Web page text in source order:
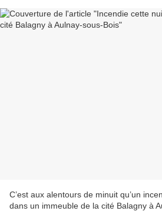
C’est aux alentours de minuit qu’un
dans un immeuble de la cité Balagny à